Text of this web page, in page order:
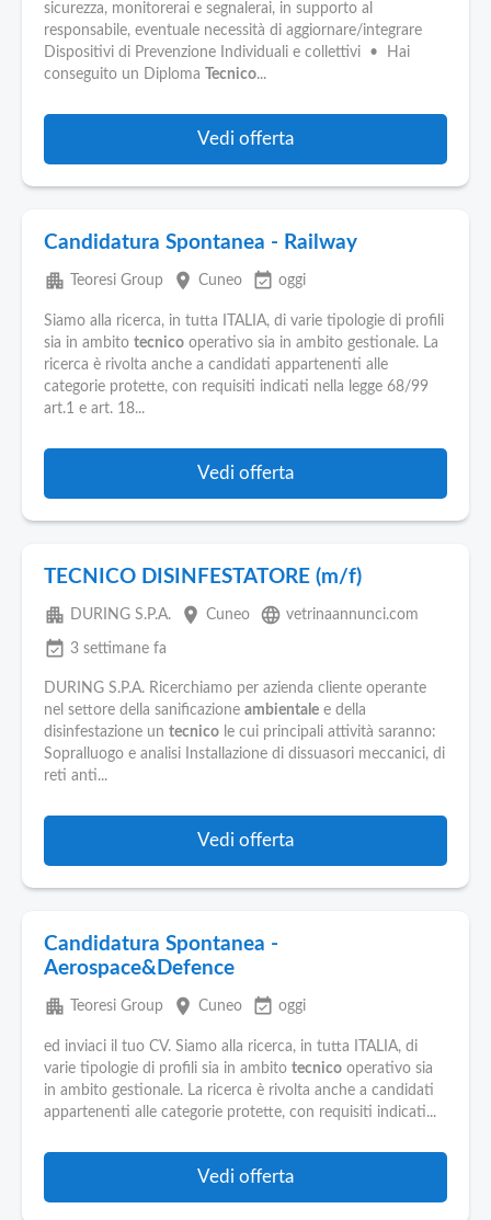
sicurezza, monitorerai e segnalerai, in supporto al
responsabile, eventuale necessità di aggiornare/integrare
Dispositivi di Prevenzione Individuali e collettivi • Hai
conseguito un Diploma
Tecnico...
Vedi offerta
Candidatura Spontanea - Railway
apartment Teoresi Group place Cuneo event_available oggi
Siamo alla ricerca, in tutta ITALIA, di varie tipologie di profili
sia in ambito tecnico operativo sia in ambito gestionale. La
ricerca è rivolta anche a candidati appartenenti alle
categorie protette, con requisiti indicati nella legge 68/99
art.1 e art. 18...
Vedi offerta
TECNICO DISINFESTATORE (m/f)
apartment DURING S.P.A. place Cuneo language vetrinaannunci.com
event_available 3 settimane fa
DURING S.P.A. Ricerchiamo per azienda cliente operante
nel settore della sanificazione ambientale e della
disinfestazione un tecnico le cui principali attività saranno:
Sopralluogo e analisi Installazione di dissuasori meccanici, di
reti anti...
Vedi offerta
Candidatura Spontanea -
Aerospace&Defence
apartment Teoresi Group place Cuneo event_available oggi
ed inviaci il tuo CV. Siamo alla ricerca, in tutta ITALIA, di
varie tipologie di profili sia in ambito tecnico operativo sia
in ambito gestionale. La ricerca è rivolta anche a candidati
appartenenti alle categorie protette, con requisiti indicati...
Vedi offerta